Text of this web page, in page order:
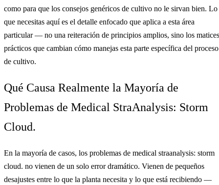
como para que los consejos genéricos de cultivo no le sirvan bien. Lo
que necesitas aquí es el detalle enfocado que aplica a esta área
particular — no una reiteración de principios amplios, sino los matices
prácticos que cambian cómo manejas esta parte específica del proceso
de cultivo.
Qué Causa Realmente la Mayoría de
Problemas de Medical StraAnalysis: Storm
Cloud.
En la mayoría de casos, los problemas de medical straanalysis: storm
cloud. no vienen de un solo error dramático. Vienen de pequeños
desajustes entre lo que la planta necesita y lo que está recibiendo —